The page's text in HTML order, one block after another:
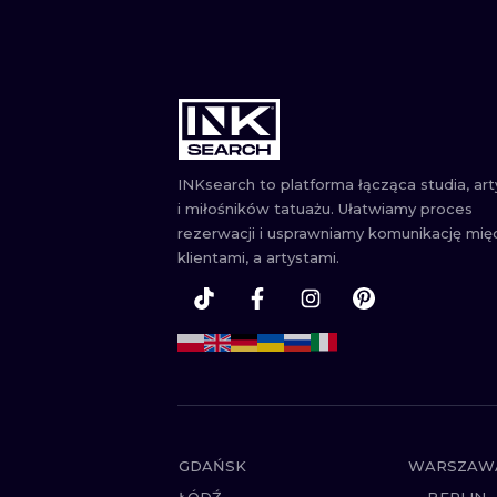
INKsearch to platforma łącząca studia,
i miłośników tatuażu. Ułatwiamy proces
rezerwacji i usprawniamy komunikację
klientami, a artystami.
GDAŃSK